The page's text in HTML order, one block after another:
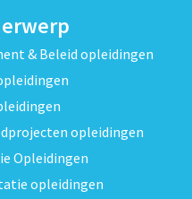
& Beleid opleidingen
opleidingen
Opleidingen
opleidingen